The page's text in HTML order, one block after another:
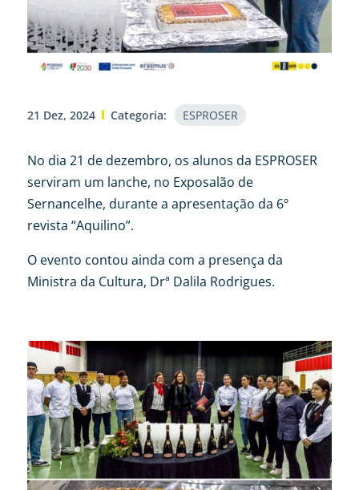
21 Dez, 2024 Categoria: ESPROSER
No dia 21 de dezembro, os alunos da ESPROSER
serviram um lanche, no Exposalão de
Sernancelhe, durante a apresentação da 6º
revista “Aquilino”.
O evento contou ainda com a presença da
Ministra da Cultura, Drª Dalila Rodrigues.